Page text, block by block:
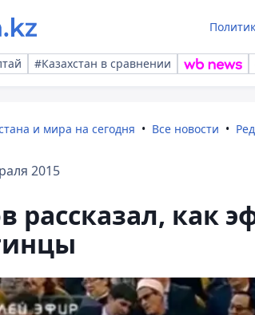
#Казахстан в сравнении
и мира на сегодня Все новости
2015
рассказал, как